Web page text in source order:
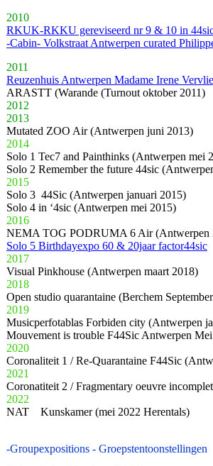
2010
RKUK-RKKU gereviseerd nr 9 & 10 in
-Cabin- Volkstraat Antwerpen curated
2011
Reuzenhuis Antwerpen Madame Irene
ARASTT (Warande (Turnout oktober 2011)
2012
2013
Mutated ZOO Air (Antwerpen juni 2013)
2014
Solo 1 Tec7 and Painthinks (Antwerpen mei
Solo 2 Remember the future 44sic
2015
Solo 3 44Sic (Antwerpen januari 2015)
Solo 4 in ‘4sic (Antwerpen mei 2015)
2016
NEMA TOG PODRUMA 6 Air (Antwerpen
Solo 5 Birthdayexpo 60 & 20jaar factor44sic
2017
Visual Pinkhouse (Antwerpen maart 2018)
2018
Open studio quarantaine (Berchem
2019
Musicperfotablas Forbiden city (Antwerpen
Mouvement is trouble F44Sic Antwerpen
2020
Coronaliteit 1 / Re-Quarantaine F44Sic
2021
Coronatiteit 2 / Fragmentary oeuvre
2022
NAT Kunskamer (mei 2022 Herentals)
-Groupexpositions - Groepstentoonstellingen